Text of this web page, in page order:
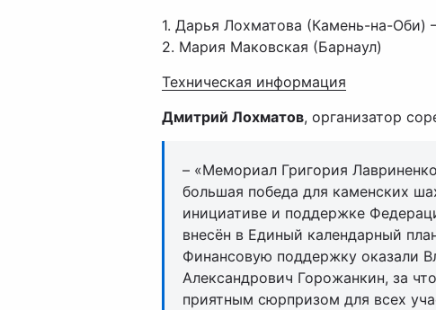
1. Дарья Лохматова (Камень-на-Оби)
2. Мария Маковская (Барнаул)
Техническая информация
Дмитрий Лохматов, организатор
– «Мемориал Григория
большая победа для каменских
инициативе и поддержке
внесён в Единый календарный
Финансовую поддержку оказали
Александрович Горожанкин, за
приятным сюрпризом для всех